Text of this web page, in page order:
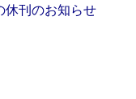
休刊のお知らせ